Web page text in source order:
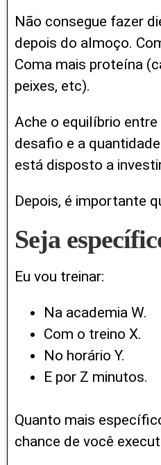
Não consegue fazer
depois do almoço.
Coma mais proteína
peixes, etc).
Ache o equilíbrio
desafio e a
está disposto a
Depois, é importante
Seja
Eu vou treinar:
Na academia W.
Com o treino X.
No horário Y.
E por Z minutos.
Quanto mais
chance de você